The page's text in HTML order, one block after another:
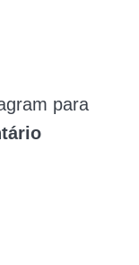
para